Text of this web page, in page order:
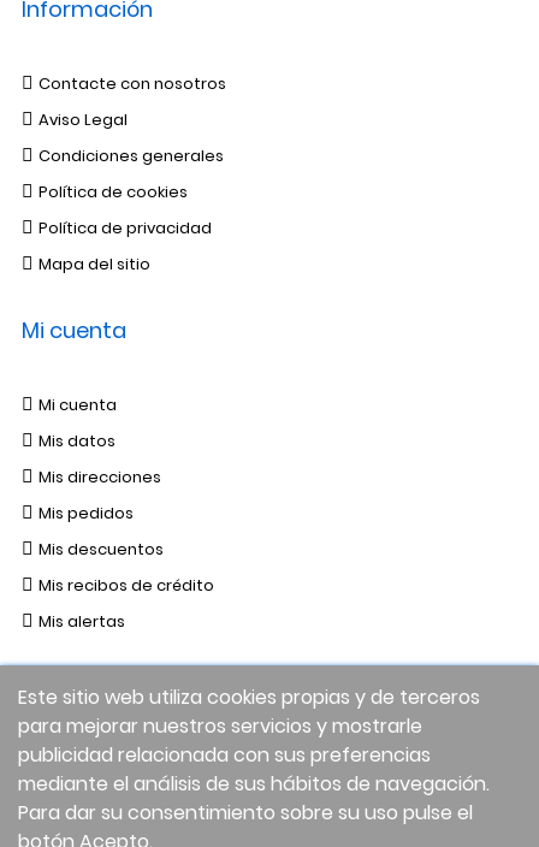
Este sitio web utiliza cookies propias y de terceros
para mejorar nuestros servicios y mostrarle
publicidad relacionada con sus preferencias
mediante el análisis de sus hábitos de navegación.
Para dar su consentimiento sobre su uso pulse el
Información
Contacte con nosotros
Aviso Legal
Condiciones generales
Política de cookies
Política de privacidad
Mapa del sitio
Mi cuenta
Mi cuenta
Mis datos
Mis direcciones
Mis pedidos
Mis descuentos
Mis recibos de crédito
Mis alertas